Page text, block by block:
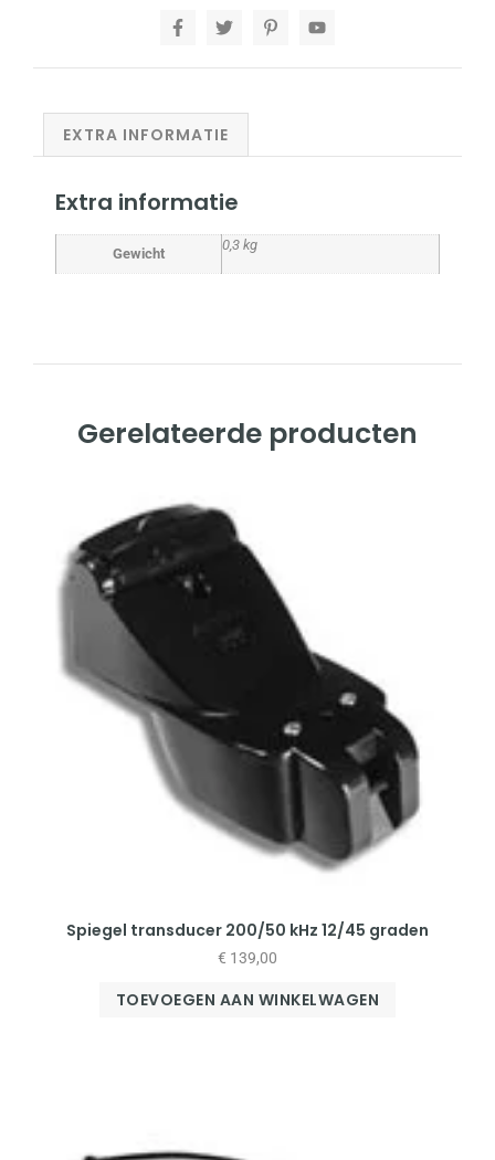
EXTRA INFORMATIE
Extra informatie
Gewicht
0,3 kg
Gerelateerde producten
Spiegel transducer 200/50 kHz 12/45 graden
€ 139,00
TOEVOEGEN AAN WINKELWAGEN